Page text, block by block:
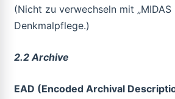
(Nicht zu verwechseln mit
Denkmalpflege.)
2.2 Archive
EAD (Encoded Archival